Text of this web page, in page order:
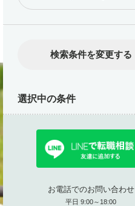
検索条件を変更する
選択中の条件
お電話でのお問い合わせ
平日 9:00～18:00